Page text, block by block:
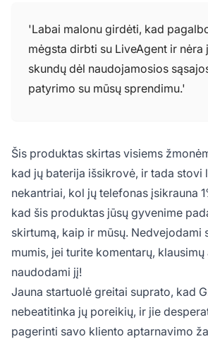
'Labai malonu girdėti, kad
mėgsta dirbti su LiveAgent ir
skundų dėl naudojamosios
patyrimo su mūsų sprendimu.'
Šis produktas skirtas visiems
kad jų baterija išsikrovė, ir tada stovi
nekantriai, kol jų telefonas įsikrauna
kad šis produktas jūsų gyvenime
skirtumą, kaip ir mūsų. Nedvejodami
mumis, jei turite komentarų,
naudodami jį!
Jauna startuolė greitai suprato, kad
nebeatitinka jų poreikių, ir jie
pagerinti savo kliento aptarnavimo